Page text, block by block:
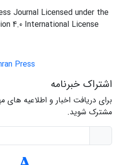
Journal Licensed under the
4.0 International License
Press
اشتراک خبرنامه
برای دریافت اخبار و اطلاعیه های
مشترک شوید.